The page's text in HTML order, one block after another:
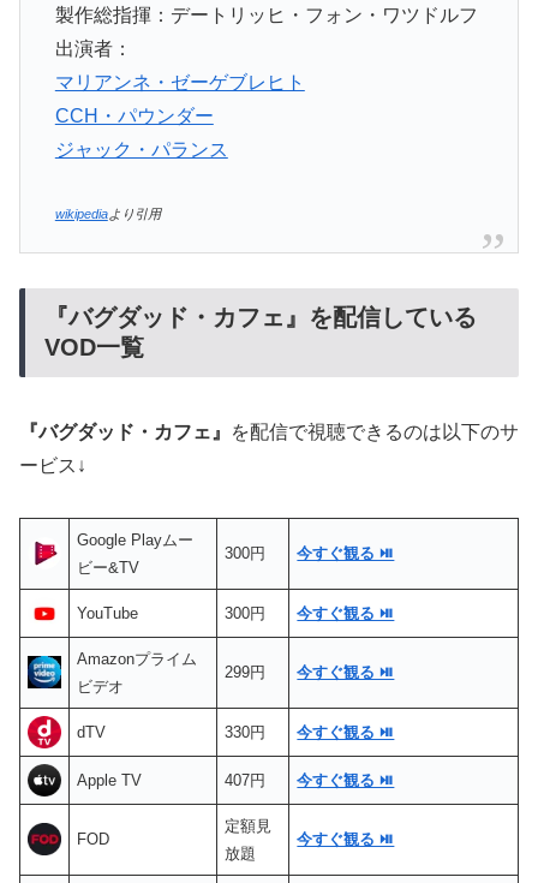
製作総指揮：デートリッヒ・フォン・ワツドルフ
出演者：
マリアンネ・ゼーゲブレヒト
CCH・パウンダー
ジャック・パランス
wikipediaより引用
『バグダッド・カフェ』を配信している
VOD一覧
『バグダッド・カフェ 』
を配信で視聴できるのは以下のサ
ービス↓
Google Playムー
ビー&TV
300円 今すぐ観る ⏯
YouTube 300円 今すぐ観る ⏯
Amazonプライム
ビデオ
299円 今すぐ観る ⏯
dTV 330円 今すぐ観る ⏯
Apple TV 407円 今すぐ観る ⏯
FOD
定額見
放題
今すぐ観る ⏯